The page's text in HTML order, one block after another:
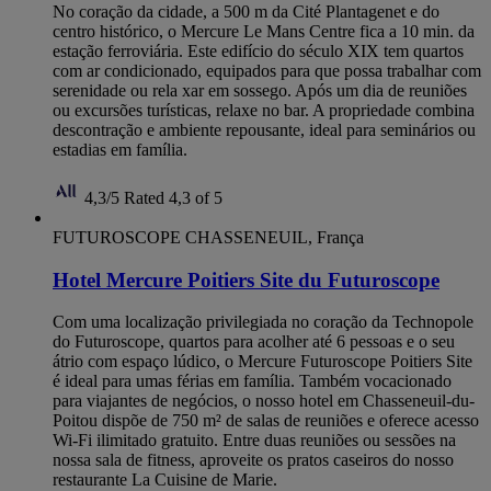
No coração da cidade, a 500 m da Cité Plantagenet e do
centro histórico, o Mercure Le Mans Centre fica a 10 min. da
estação ferroviária. Este edifício do século XIX tem quartos
com ar condicionado, equipados para que possa trabalhar com
serenidade ou rela xar em sossego. Após um dia de reuniões
ou excursões turísticas, relaxe no bar. A propriedade combina
descontração e ambiente repousante, ideal para seminários ou
estadias em família.
4,3/5 Rated 4,3 of 5
FUTUROSCOPE CHASSENEUIL, França
Hotel Mercure Poitiers Site du Futuroscope
Com uma localização privilegiada no coração da Technopole
do Futuroscope, quartos para acolher até 6 pessoas e o seu
átrio com espaço lúdico, o Mercure Futuroscope Poitiers Site
é ideal para umas férias em família. Também vocacionado
para viajantes de negócios, o nosso hotel em Chasseneuil-du-
Poitou dispõe de 750 m² de salas de reuniões e oferece acesso
Wi-Fi ilimitado gratuito. Entre duas reuniões ou sessões na
nossa sala de fitness, aproveite os pratos caseiros do nosso
restaurante La Cuisine de Marie.